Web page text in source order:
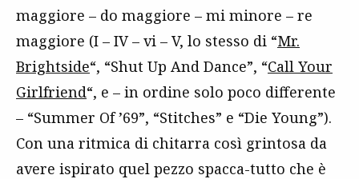
maggiore – do maggiore – mi minore – re
maggiore (I – IV – vi – V, lo stesso di “Mr.
Brightside“, “Shut Up And Dance”, “Call Your
Girlfriend“, e – in ordine solo poco differente
– “Summer Of ’69”, “Stitches” e “Die Young”).
Con una ritmica di chitarra così grintosa da
avere ispirato quel pezzo spacca-tutto che è